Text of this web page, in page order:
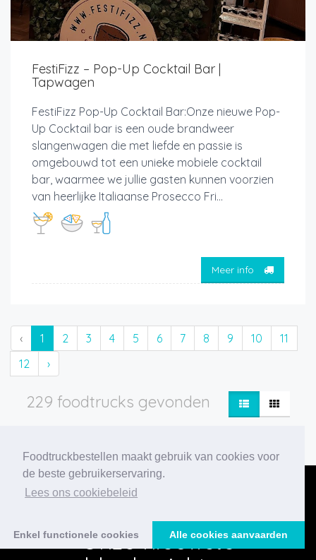
Foodtruckbestellen maakt gebruik van cookies voor
de beste gebruikerservaring.
Lees ons cookiebeleid
Enkel functionele cookies Alle cookies aanvaarden
FestiFizz – Pop-Up Cocktail Bar |
Tapwagen
FestiFizz Pop-Up Cocktail Bar:Onze nieuwe Pop-
Up Cocktail bar is een oude brandweer
slangenwagen die met liefde en passie is
omgebouwd tot een unieke mobiele cocktail
bar, waarmee we jullie gasten kunnen voorzien
van heerlijke Italiaanse Prosecco Fri...
Meer info
‹ 1 2 3 4 5 6 7 8 9 10
11
12
›
229 foodtrucks gevonden
Onze nieuwste